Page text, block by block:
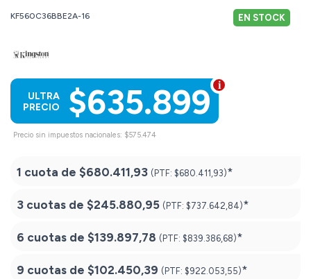
KF560C36BBE2A-16 EN STOCK
$635.899
ULTRA
PRECIO
Precio sin impuestos nacionales: $575.474
1 cuota de $680.411,93 (PTF: $680.411,93)*
3 cuotas de $245.880,95 (PTF: $737.642,84)*
6 cuotas de $139.897,78 (PTF: $839.386,68)*
9 cuotas de $102.450,39 (PTF: $922.053,55)*